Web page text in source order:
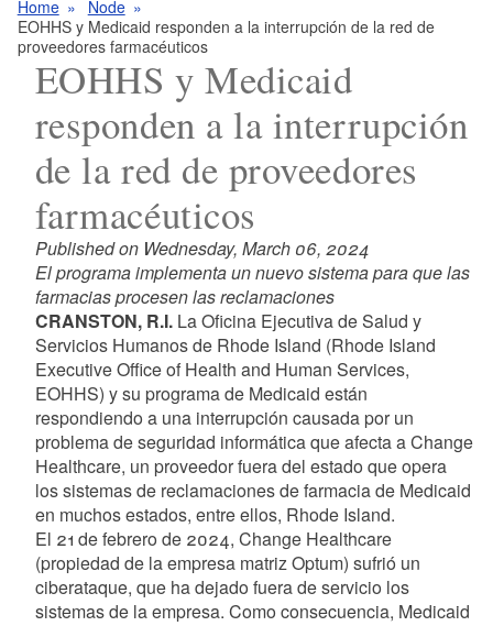
Home
Node
EOHHS y Medicaid responden a la interrupción de la red de
proveedores farmacéuticos
EOHHS y Medicaid
responden a la interrupción
de la red de proveedores
farmacéuticos
Published on Wednesday, March 06, 2024
El programa implementa un nuevo sistema para que las
farmacias procesen las reclamaciones
CRANSTON, R.I. La Oficina Ejecutiva de Salud y
Servicios Humanos de Rhode Island (Rhode Island
Executive Office of Health and Human Services,
EOHHS) y su programa de Medicaid están
respondiendo a una interrupción causada por un
problema de seguridad informática que afecta a Change
Healthcare, un proveedor fuera del estado que opera
los sistemas de reclamaciones de farmacia de Medicaid
en muchos estados, entre ellos, Rhode Island.
El 21 de febrero de 2024, Change Healthcare
(propiedad de la empresa matriz Optum) sufrió un
ciberataque, que ha dejado fuera de servicio los
sistemas de la empresa. Como consecuencia, Medicaid